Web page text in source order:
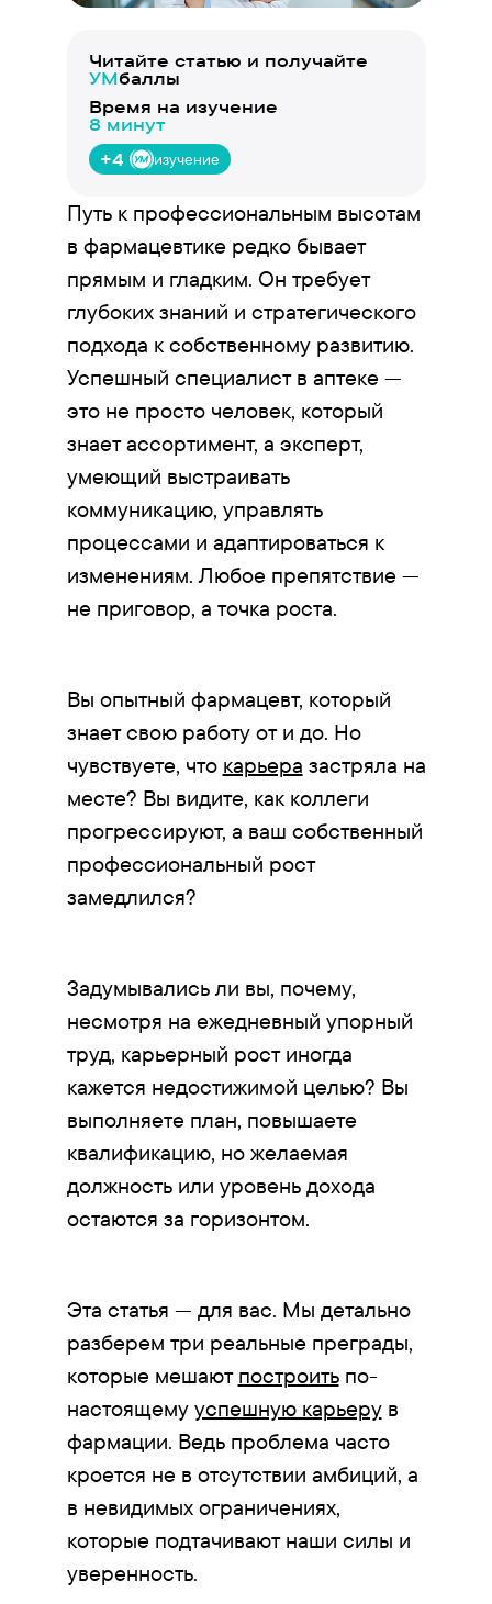
Читайте статью и получайте
УМбаллы
Время на изучение
8 минут
+4
изучение
Путь к профессиональным высотам
в фармацевтике редко бывает
прямым и гладким. Он требует
глубоких знаний и стратегического
подхода к собственному развитию.
Успешный специалист в аптеке —
это не просто человек, который
знает ассортимент, а эксперт,
умеющий выстраивать
коммуникацию, управлять
процессами и адаптироваться к
изменениям. Любое препятствие —
не приговор, а точка роста.
Вы опытный фармацевт, который
знает свою работу от и до. Но
чувствуете, что карьера застряла на
месте? Вы видите, как коллеги
прогрессируют, а ваш собственный
профессиональный рост
замедлился?
Задумывались ли вы, почему,
несмотря на ежедневный упорный
труд, карьерный рост иногда
кажется недостижимой целью? Вы
выполняете план, повышаете
квалификацию, но желаемая
должность или уровень дохода
остаются за горизонтом.
Эта статья — для вас. Мы детально
разберем три реальные преграды,
которые мешают построитьпо-
настоящему успешную карьерув
фармации. Ведь проблема часто
кроется не в отсутствии амбиций, а
в невидимых ограничениях,
которые подтачивают наши силы и
уверенность.